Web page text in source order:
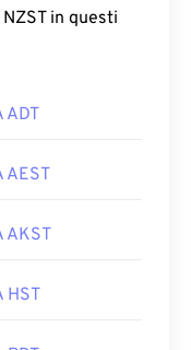
in questi
ADT
AEST
AKST
HST